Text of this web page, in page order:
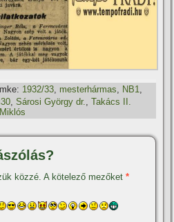
1932/33, mesterhármas, NB1,
,Sárosi György dr. ,Takács II.
közzé. A kötelező mezőket*